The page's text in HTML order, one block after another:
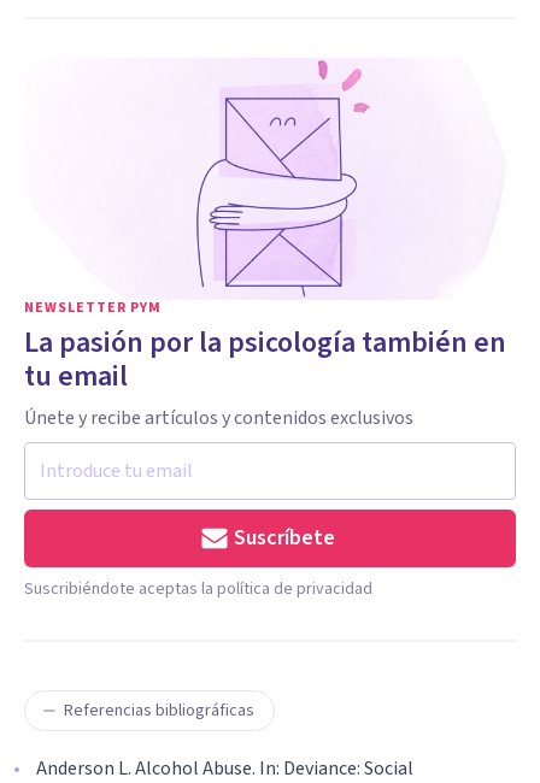
NEWSLETTER PYM
La pasión por la psicología también en
tu email
Únete y recibe artículos y contenidos exclusivos
Suscríbete
Suscribiéndote aceptas la política de privacidad
Referencias bibliográficas
Anderson L. Alcohol Abuse. In: Deviance: Social